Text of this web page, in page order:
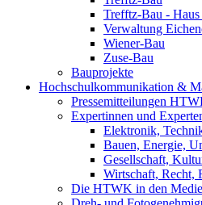
Trefftz-Bau - Haus
Verwaltung
Wiener-Bau
Zuse-Bau
Bauprojekte
Hochschulkommunikation &
Pressemitteilungen
Expertinnen und
Elektronik,
Bauen, Energie,
Gesellschaft,
Wirtschaft, Recht,
Die HTWK in den